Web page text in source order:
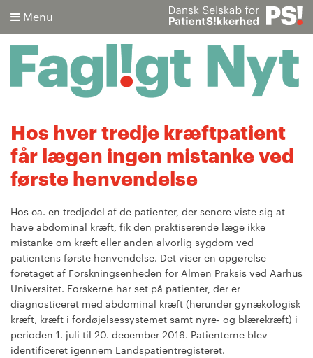
Menu
Søg
Avanceret søgning
Hos hver tredje kræftpatient
får lægen ingen mistanke ved
første henvendelse
Hos ca. en tredjedel af de patienter, der senere viste sig at
have abdominal kræft, fik den praktiserende læge ikke
mistanke om kræft eller anden alvorlig sygdom ved
patientens første henvendelse. Det viser en opgørelse
foretaget af Forskningsenheden for Almen Praksis ved Aarhus
Universitet. Forskerne har set på patienter, der er
diagnosticeret med abdominal kræft (herunder gynækologisk
kræft, kræft i fordøjelsessystemet samt nyre- og blærekræft) i
perioden 1. juli til 20. december 2016. Patienterne blev
identificeret igennem Landspatientregisteret.